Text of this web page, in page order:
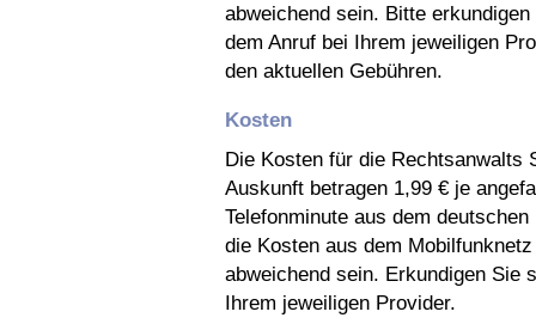
abweichend sein. Bitte
dem Anruf bei Ihrem jeweiligen
den aktuellen Gebühren.
Kosten
Die Kosten für die Rechtsanwalts
Auskunft betragen 1,99 € je
Telefonminute aus dem
die Kosten aus dem
abweichend sein. Erkundigen Sie
Ihrem jeweiligen Provider.